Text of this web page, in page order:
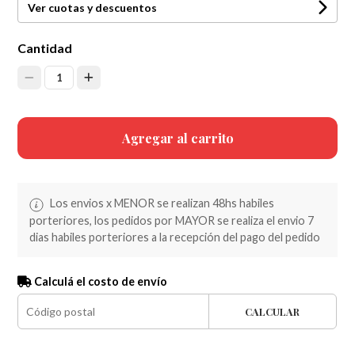
Ver cuotas y descuentos
Cantidad
1
Agregar al carrito
Los envios x MENOR se realizan 48hs habiles
porteriores, los pedidos por MAYOR se realiza el envio 7
dias habiles porteriores a la recepción del pago del pedido
Calculá el costo de envío
CALCULAR